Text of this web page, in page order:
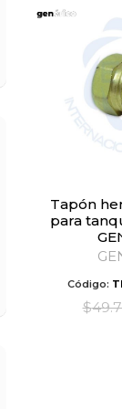
Tapón hembra 1/8″ NPT
para
Código:
$